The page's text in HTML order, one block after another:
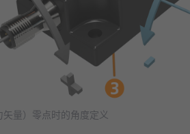
量）零点时的角度定义